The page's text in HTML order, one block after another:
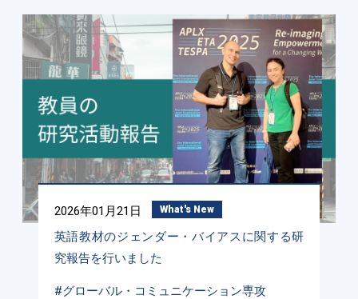
2026年01月21日 What's New
英語教材のジェンダー・バイアスに関する研
究報告を行いました
#グローバル・コミュニケーション専攻